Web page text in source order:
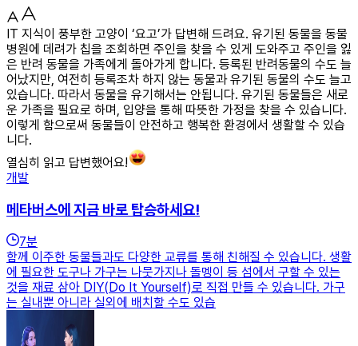
IT 지식이 풍부한 고양이 ‘요고’가 답변해 드려요. 유기된 동물을 동물
병원에 데려가 칩을 조회하면 주인을 찾을 수 있게 도와주고 주인을 잃
은 반려 동물을 가족에게 돌아가게 합니다. 등록된 반려동물의 수도 늘
어났지만, 여전히 등록조차 하지 않는 동물과 유기된 동물의 수도 늘고
있습니다. 따라서 동물을 유기해서는 안됩니다. 유기된 동물들은 새로
운 가족을 필요로 하며, 입양을 통해 따뜻한 가정을 찾을 수 있습니다.
이렇게 함으로써 동물들이 안전하고 행복한 환경에서 생활할 수 있습
니다.
열심히 읽고 답변했어요!
개발
메타버스에 지금 바로 탑승하세요!
7분
함께 이주한 동물들과도 다양한 교류를 통해 친해질 수 있습니다. 생활
에 필요한 도구나 가구는 나뭇가지나 돌멩이 등 섬에서 구할 수 있는
것을 재료 삼아 DIY(Do It Yourself)로 직접 만들 수 있습니다. 가구
는 실내뿐 아니라 실외에 배치할 수도 있습